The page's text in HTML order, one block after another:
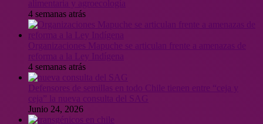
4 semanas atrás
Organizaciones Mapuche se articulan frente a amenazas de
4 semanas atrás
Junio 24, 2026